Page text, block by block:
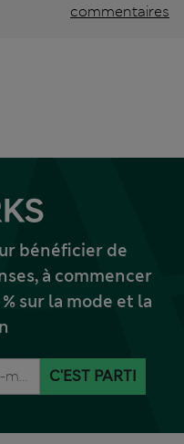
commentaires
bénéficier de
à commencer
sur la mode et la
C'EST PARTI